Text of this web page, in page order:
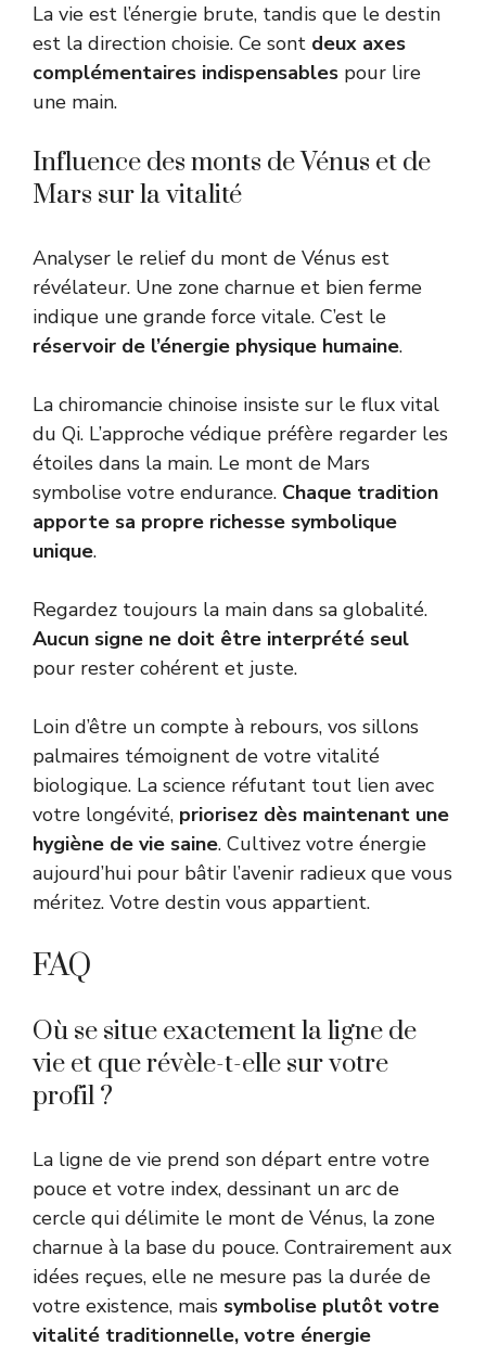
La vie est l’énergie brute, tandis que le destin
est la direction choisie. Ce sont deux axes
complémentaires indispensables pour lire
une main.
Influence des monts de Vénus et de
Mars sur la vitalité
Analyser le relief du mont de Vénus est
révélateur. Une zone charnue et bien ferme
indique une grande force vitale. C’est le
réservoir de l’énergie physique humaine.
La chiromancie chinoise insiste sur le flux vital
du Qi. L’approche védique préfère regarder les
étoiles dans la main. Le mont de Mars
symbolise votre endurance. Chaque tradition
apporte sa propre richesse symbolique
unique.
Regardez toujours la main dans sa globalité.
Aucun signe ne doit être interprété seul
pour rester cohérent et juste.
Loin d’être un compte à rebours, vos sillons
palmaires témoignent de votre vitalité
biologique. La science réfutant tout lien avec
votre longévité, priorisez dès maintenant une
hygiène de vie saine. Cultivez votre énergie
aujourd’hui pour bâtir l’avenir radieux que vous
méritez. Votre destin vous appartient.
FAQ
Où se situe exactement la ligne de
vie et que révèle-t-elle sur votre
profil ?
La ligne de vie prend son départ entre votre
pouce et votre index, dessinant un arc de
cercle qui délimite le mont de Vénus, la zone
charnue à la base du pouce. Contrairement aux
idées reçues, elle ne mesure pas la durée de
votre existence, mais symbolise plutôt votre
vitalité traditionnelle, votre énergie